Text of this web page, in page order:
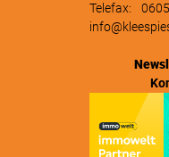
Telefax: